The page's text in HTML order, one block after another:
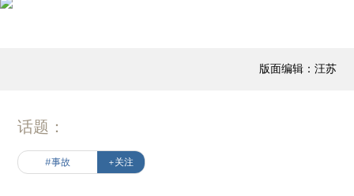
版面编辑：汪苏
话题：
#事故 +关注